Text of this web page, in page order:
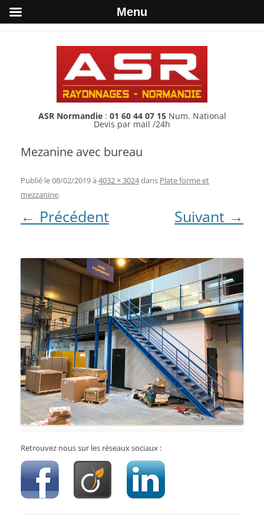
ASR Normandie: 01 60 44 07 15Num. National
Devis par mail /24h
Mezanine avec bureau
Publié le08/02/2019à 4032 × 3024dans Plate forme et
mezzanine.
← Précédent Suivant →
Retrouvez nous sur les réseaux sociaux :
Menu